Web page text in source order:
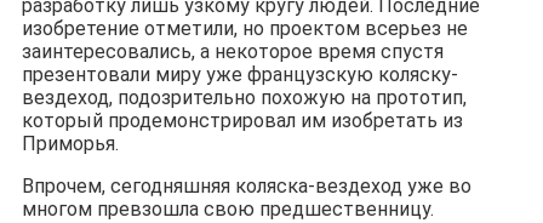
разработку лишь узкому кругу людей. Последние
изобретение отметили, но проектом всерьез не
заинтересовались, а некоторое время спустя
презентовали миру уже французскую коляску-
вездеход, подозрительно похожую на прототип,
который продемонстрировал им изобретать из
Приморья.
Впрочем, сегодняшняя коляска-вездеход уже во
многом превзошла свою предшественницу.